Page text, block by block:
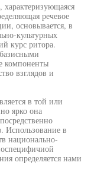
речевое
основывается, в
культурных
курс ритора.
компоненты
взглядов и
в той или
ярко она
Использование в
национально-
определяется нами